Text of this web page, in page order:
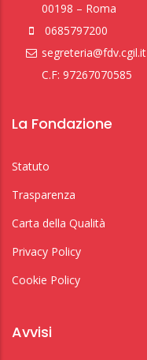
00198 – Roma
0685797200
segreteria@fdv.cgil.it
C.F: 97267070585
La Fondazione
Statuto
Trasparenza
Carta della Qualità
Privacy Policy
Cookie Policy
Avvisi